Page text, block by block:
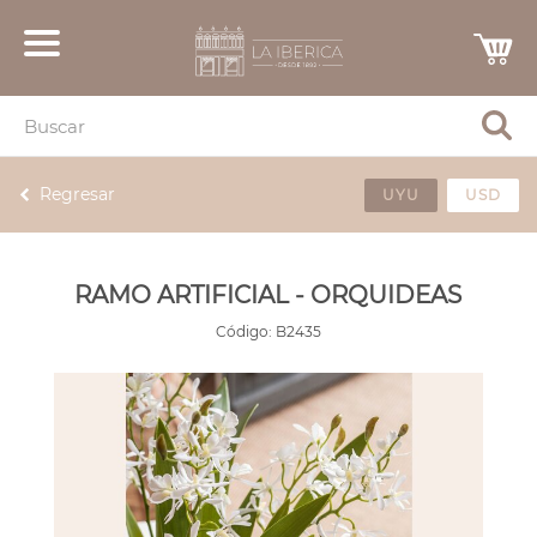
Regresar UYU USD
RAMO ARTIFICIAL - ORQUIDEAS
Código: B2435